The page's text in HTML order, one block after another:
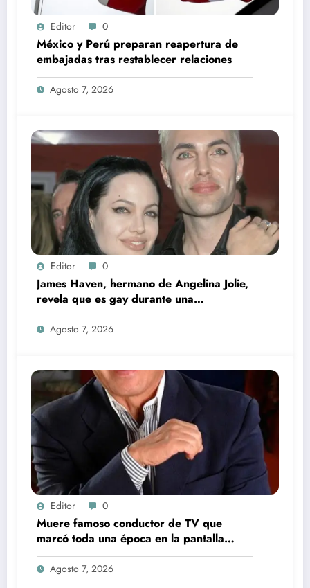
Editor 0
México y Perú preparan reapertura de
embajadas tras restablecer relaciones
Agosto 7, 2026
Editor 0
James Haven, hermano de Angelina Jolie,
revela que es gay durante una
transmisión en vivo junto a su exesposa
Agosto 7, 2026
Editor 0
Muere famoso conductor de TV que
marcó toda una época en la pantalla
chica, así fue su repentino fallecimiento
Agosto 7, 2026